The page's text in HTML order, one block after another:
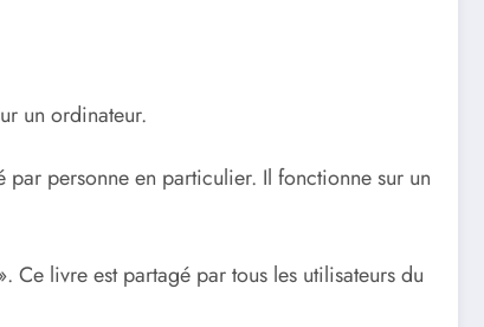
un ordinateur.
par personne en particulier. Il fonctionne sur un
livre est partagé par tous les utilisateurs du